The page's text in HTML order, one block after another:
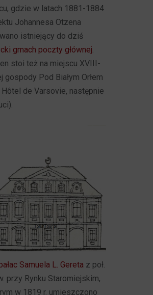
gdzie w latach 1881-1884
Johannesa Otzena
istniejący do dziś
gmach poczty głównej.
stoi też na miejscu XVIII-
gospody Pod Białym Orłem
de Varsovie, następnie
Samuela L. Gereta z poł.
przy Rynku Staromiejskim,
w 1819 r. umieszczono